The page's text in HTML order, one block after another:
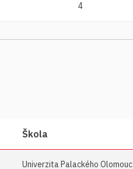
4
Škola
Univerzita Palackého Olomouc